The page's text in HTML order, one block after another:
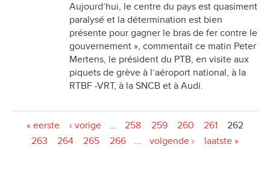
Aujourd’hui, le centre du pays est quasiment
paralysé et la détermination est bien
présente pour gagner le bras de fer contre le
gouvernement », commentait ce matin Peter
Mertens, le président du PTB, en visite aux
piquets de grève à l’aéroport national, à la
RTBF -VRT, à la SNCB et à Audi.
« eerste ‹ vorige … 258 259 260 261
262
263
264 265 266 … volgende › laatste »